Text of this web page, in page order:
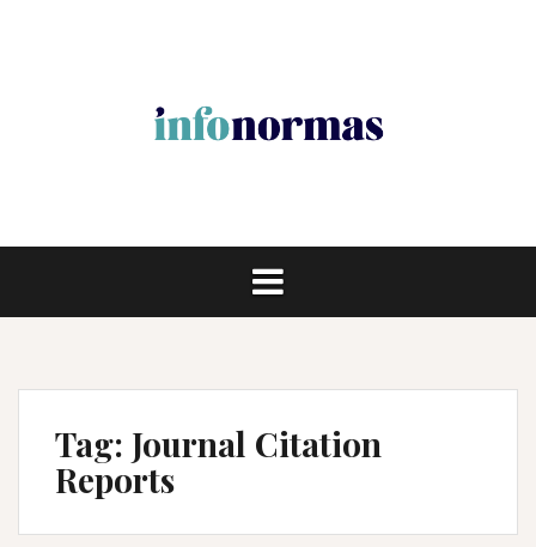
Tag: Journal Citation
Reports